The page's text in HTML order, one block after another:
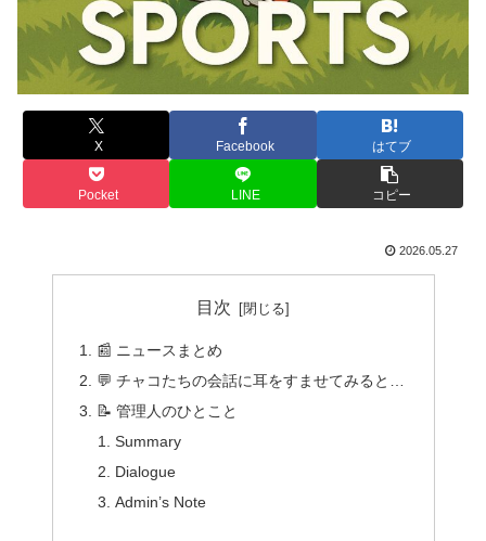
X Facebook はてブ
Pocket LINE コピー
2026.05.27
目次
📰 ニュースまとめ
💬 チャコたちの会話に耳をすませてみると…
📝 管理人のひとこと
Summary
Dialogue
Admin’s Note